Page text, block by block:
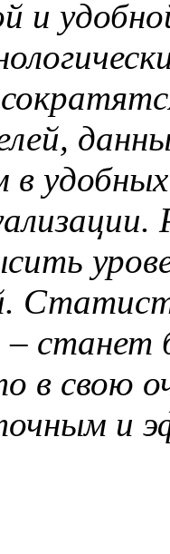
и
в
– станет
в свою
и